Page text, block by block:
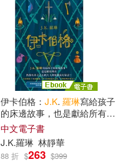
伊卡伯格： J.K. 羅琳寫給孩子
的床邊故事，也是獻給所有仍
保有赤子之心的大人的原創奇
幻童話! (電子書)
中文電子書
J.K.羅琳 林靜華
88 折 $263 $399